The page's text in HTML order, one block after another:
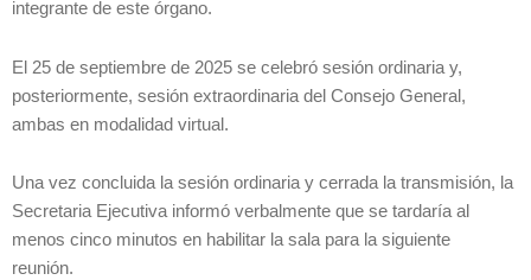
integrante de este órgano.
El 25 de septiembre de 2025 se celebró sesión ordinaria y,
posteriormente, sesión extraordinaria del Consejo General,
ambas en modalidad virtual.
Una vez concluida la sesión ordinaria y cerrada la transmisión, la
Secretaria Ejecutiva informó verbalmente que se tardaría al
menos cinco minutos en habilitar la sala para la siguiente
reunión.